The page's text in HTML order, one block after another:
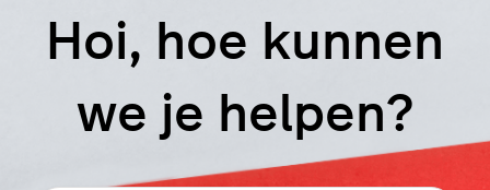
Hoi, hoe kunnen
we je helpen?